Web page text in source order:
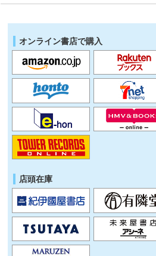
オンライン書店で購入
店頭在庫